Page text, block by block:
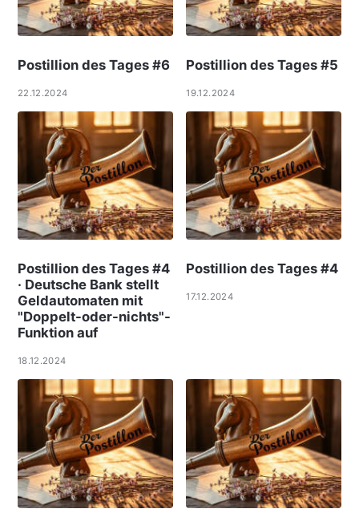
Postillion des Tages #6
22.12.2024
Postillion des Tages #5
19.12.2024
Postillion des Tages #4
· Deutsche Bank stellt
Geldautomaten mit
"Doppelt-oder-nichts"-
Funktion auf
18.12.2024
Postillion des Tages #4
17.12.2024